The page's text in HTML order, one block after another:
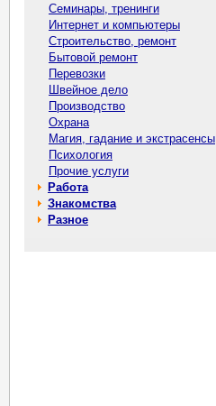
Семинары, тренинги
Интернет и компьютеры
Строительство, ремонт
Бытовой ремонт
Перевозки
Швейное дело
Производство
Охрана
Магия, гадание и экстрасенсы
Психология
Прочие услуги
Работа
Знакомства
Разное